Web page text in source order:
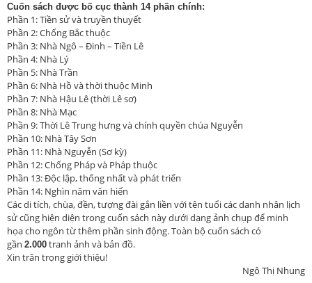
Cuốn sách được bố cục thành 14 phần chính:
Phần 1: Tiền sử và truyền thuyết
Phần 2: Chống Bắc thuộc
Phần 3: Nhà Ngô – Đinh – Tiền Lê
Phần 4: Nhà Lý
Phần 5: Nhà Trần
Phần 6: Nhà Hồ và thời thuộc Minh
Phần 7: Nhà Hậu Lê (thời Lê sơ)
Phần 8: Nhà Mạc
Phần 9: Thời Lê Trung hưng và chính quyền chúa Nguyễn
Phần 10: Nhà Tây Sơn
Phần 11: Nhà Nguyễn (Sơ kỳ)
Phần 12: Chống Pháp và Pháp thuộc
Phần 13: Độc lập, thống nhất và phát triển
Phần 14: Nghìn năm văn hiến
Các di tích, chùa, đền, tượng đài gắn liền với tên tuổi các danh nhân lịch
sử cũng hiện diện trong cuốn sách này dưới dạng ảnh chụp để minh
họa cho ngôn từ thêm phần sinh động. Toàn bộ cuốn sách có
gần 2.000 tranh ảnh và bản đồ.
Xin trân trọng giới thiệu!
Ngô Thị Nhung